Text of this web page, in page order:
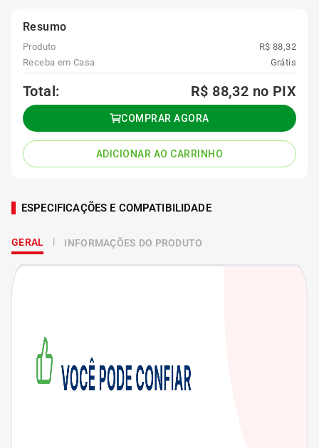
Resumo
Produto
R$ 88,32
Receba em Casa
Grátis
Total: R$ 88,32 no PIX
COMPRAR AGORA
ADICIONAR AO CARRINHO
ESPECIFICAÇÕES E COMPATIBILIDADE
GERAL INFORMAÇÕES DO PRODUTO